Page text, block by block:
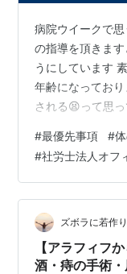
病院ウイークで
の指導を頂きま
うにしています
年齢になってお
される😫って思
たことにのっと
病があるのは事
いまして 予防的
ます💕 別の疾患
ます 自分の現在
けです…
#最優先事項 #
#社労士法人オフ
ズボラに若作り
【アラフィフ
酒・痔の手術